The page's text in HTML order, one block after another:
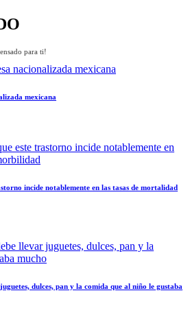
para ti!
mexicana
incide notablemente en las tasas de mortalidad
dulces, pan y la comida que al niño le gustaba